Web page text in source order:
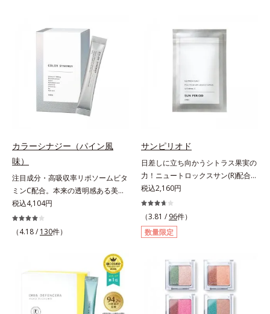
然ビタミンE、イノシット、フィチ
ン酸、ユズセラミド、スフィンゴ糖
洗浄による汚れの除去*5 すべての
方に皮膚刺激がおきないというわけ
ではありません※敏感肌対象パッチ
ん）※弱酸性
リームはべたつくから苦手」という
リップクリームに苦手意識を感じる
方でも使用しやすい設計に。ツヤを
抑えた質感で、自然で好印象な口元
へと導きます。3種の植物性保湿成
分を組み合わせた「MULTI-３※」
を配合。さらに、ミツロウ、ヒアル
ロン酸、コラーゲン配合で、唇にう
ス、ビワ葉エキス、カミツレ花エキ
ス：唇にうるおいを与える保湿成分
酸 LP(*1)」を配合し、毛穴の黒ずみ
毛穴の汚れをしっかり洗い流す期待
感が高まる黒と、優しく肌に吸い付
くようなとろけ感のジェル状テクス
っかり洗い流し、洗いあがりはつる
んとした肌に。泡立て不要であわた
だしい朝も疲れて帰ってきた夜も手
軽にご使用いただけます。*1 リパ
ーゼ、リンゴ酸*2 イソステアリル
アスコルビルリン酸２Na、プラン
クトンエキス、ハス花エキス、乳酸
桿菌/セイヨウナシ果汁発酵液、ア
⇒ 保湿液※洗顔料と置き換えてご
使用いただけます。※週2～3回のス
ペシャル洗顔としてのご使用をおす
すめいたしますが、クレンジング料
カラーシナジー（パイン風
味）
注目成分・高吸収率リポソームビタ
ミンC配合。本来の透明感ある美し
さを目指す美容サプリメント。みん
なが目指す美しさのゴールは、透明
感でした。注目成分リポソームビタ
す美容サプリメントです。美容に嬉
しい効果を持つビタミンCには、口
から摂取しても吸収されにくく、多
くが体外に排出されるというデメリ
ットが。そんなデメリットを払拭す
税込4,104円
（4.18 / 130件）
サンピリオド
日差しに立ち向かうシトラス果実の
力！ニュートロックスサン(R)配合の
インナーケア(*)。果実の力で日差し
に立ち向かうインナーケア(*)です。
強い紫外線が降り注ぐ南スペイン産
のシトラスとローズマリーから抽出
した話題の成分、「ニュートロック
究を重ねており、多くの国で実績の
ある夏のケア成分です。さらに夏の
ケアで有名なPLエキスと、欠かせな
い美容成分ビタミンCもプラス。独
税込2,160円
（3.81 / 96件）
数量限定